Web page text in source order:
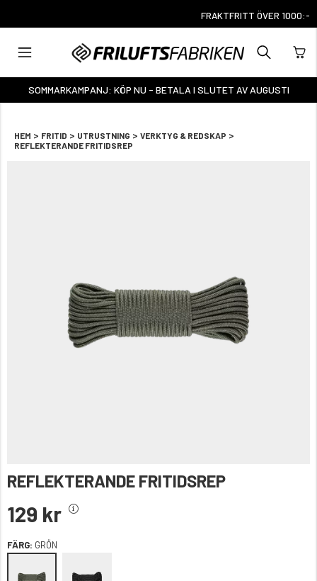
FRAKTFRITT ÖVER 1000:-
SOMMARKAMPANJ: KÖP NU - BETALA I SLUTET AV AUGUSTI
HEM > FRITID > UTRUSTNING > VERKTYG & REDSKAP >
REFLEKTERANDE FRITIDSREP
REFLEKTERANDE FRITIDSREP
129 kr
FÄRG: GRÖN